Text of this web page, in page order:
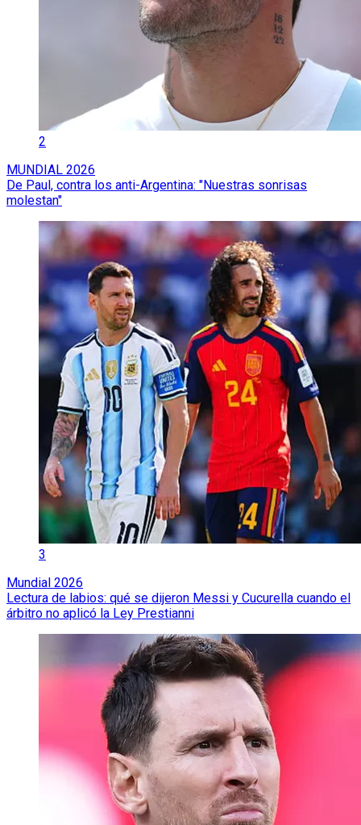
2
MUNDIAL 2026
De Paul, contra los anti-Argentina: "Nuestras sonrisas
molestan"
3
Mundial 2026
Lectura de labios: qué se dijeron Messi y Cucurella cuando el
árbitro no aplicó la Ley Prestianni